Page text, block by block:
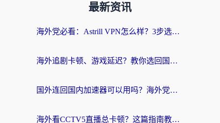
最新资讯
海外党必看：Astrill VPN怎么样？3步选对回国加速器实现无缝刷剧玩游戏
海外追剧卡顿、游戏延迟？教你选回国加速器，附免费加速器试用一小时福利
国外连回国内加速器可以用吗？海外党亲测实用指南，解决追剧游戏卡顿难题
海外看CCTV5直播总卡顿？这篇指南教你选对回国加速器，无缝刷国内资源